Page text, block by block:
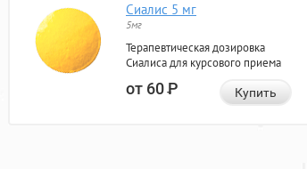
Сиалис 5 мг
5мг
Терапевтическая дозировка
Сиалиса для курсового приема
от 60Р Купить